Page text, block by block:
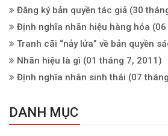
Đăng ký bản quyền tác giả (30
Định nghĩa nhãn hiệu hàng hóa
Tranh cãi “nảy lửa” về bản quyền
Nhãn hiệu là gì (01 tháng 7, 2011)
Định nghĩa nhãn sinh thái (07
DANH MỤC